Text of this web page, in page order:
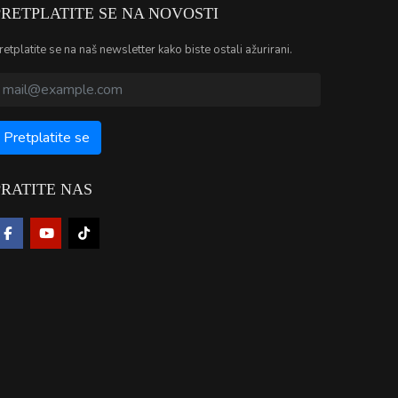
SE NA NOVOSTI
se na naš newsletter kako biste ostali ažurirani.
NAS